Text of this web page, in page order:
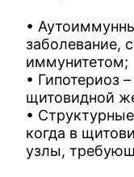
•
заболевание,
иммунитетом;
• Гипотериоз
щитовидной
•
когда в
узлы,